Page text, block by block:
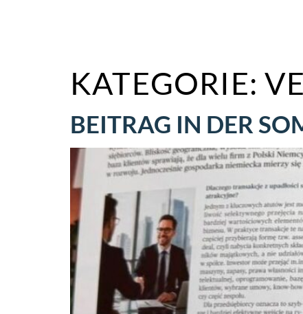
KATEGORIE:
BEITRAG IN DER